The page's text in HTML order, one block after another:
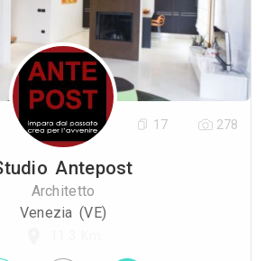
Antepost
Architetto
Venezia (VE)
17 278